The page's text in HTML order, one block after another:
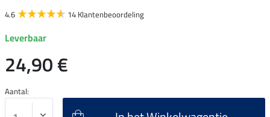
4.6 14 Klantenbeoordeling
Leverbaar
24,90 €
Aantal: